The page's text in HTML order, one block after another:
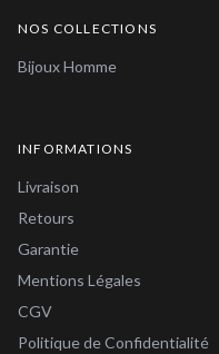
NOS COLLECTIONS
Bijoux Homme
INFORMATIONS
Livraison
Retours
Garantie
Mentions Légales
CGV
Politique de Confidentialité